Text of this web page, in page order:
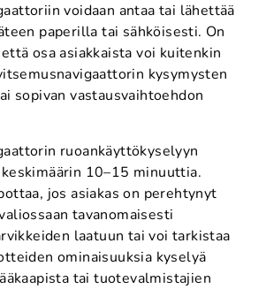
voidaan antaa tai lähettää
paperilla tai sähköisesti. On
osa asiakkaista voi kuitenkin
kysymysten
sopivan vastausvaihtoehdon
ruoankäyttökyselyyn
10–15 minuuttia.
jos asiakas on perehtynyt
tavanomaisesti
laatuun tai voi tarkistaa
ominaisuuksia kyselyä
tai tuotevalmistajien